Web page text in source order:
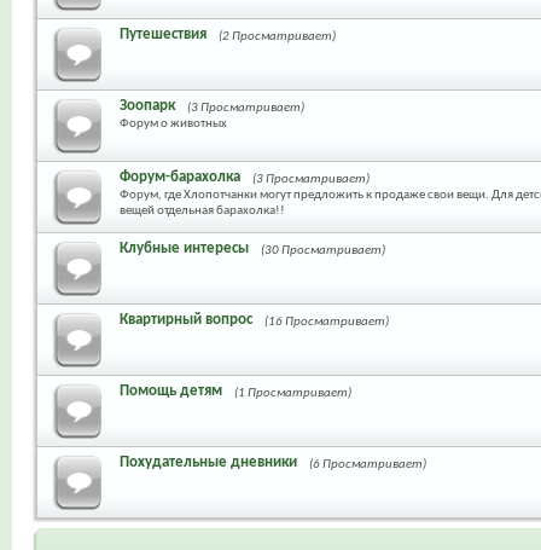
Путешествия (2 Просматривает)
Зоопарк
(3 Просматривает)
Форум о животных
Форум-барахолка
(3 Просматривает)
Форум, где Хлопотчанки могут предложить к продаже свои вещи. Для
вещей отдельная барахолка!!
Клубные интересы (30 Просматривает)
Квартирный вопрос (16 Просматривает)
Помощь детям (1 Просматривает)
Похудательные дневники (6 Просматривает)